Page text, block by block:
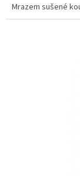
Mrazem sušené